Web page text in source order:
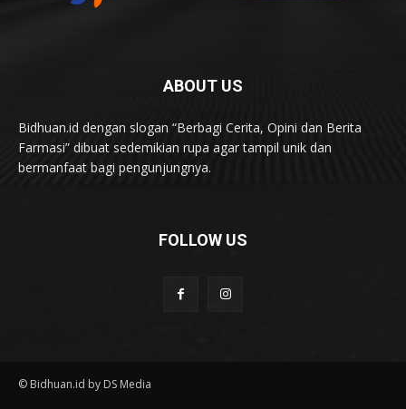
ABOUT US
Bidhuan.id dengan slogan “Berbagi Cerita, Opini dan Berita
Farmasi” dibuat sedemikian rupa agar tampil unik dan
bermanfaat bagi pengunjungnya.
FOLLOW US
© Bidhuan.id by DS Media